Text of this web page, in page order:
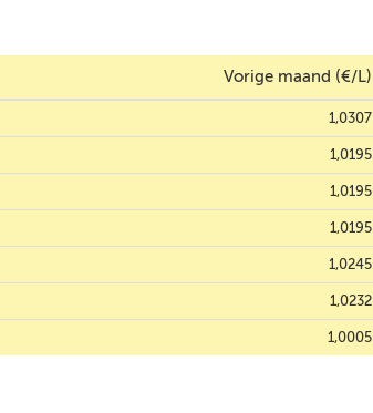
Vorige maand (€/L)
1,0307
1,0195
1,0195
1,0195
1,0245
1,0232
1,0005